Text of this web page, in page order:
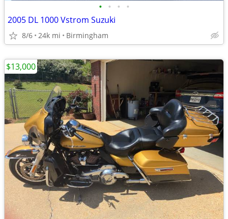
• • • •
2005 DL 1000 Vstrom Suzuki
8/6 24k mi Birmingham
$13,000